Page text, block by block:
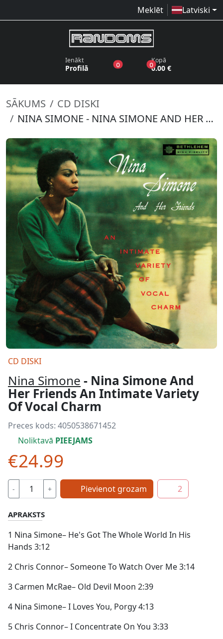
Meklēt Latviski
Ienākt
Profilā 0produkti vēlmju sarakstā
0produkti grozā
Kopā
0.00 €
SĀKUMS
CD DISKI
NINA SIMONE - NINA SIMONE AND HER FRIENDS AN INTIMATE VARIETY OF VOCAL CHARM
CD DISKI
Nina Simone - Nina Simone And
Her Friends An Intimate Variety
Of Vocal Charm
Preces kods: 4050538671452
Noliktavā PIEEJAMS
€24.99
- + Pievienot grozam 2
APRAKSTS
1 Nina Simone– He's Got The Whole World In His
Hands 3:12
2 Chris Connor– Someone To Watch Over Me 3:14
3 Carmen McRae– Old Devil Moon 2:39
4 Nina Simone– I Loves You, Porgy 4:13
5 Chris Connor– I Concentrate On You 3:33